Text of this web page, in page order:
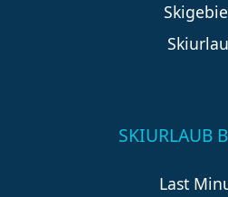
SKIURLAUB
Last